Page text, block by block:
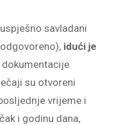
savladani
idući je
su otvoreni
vrijeme i
i godinu dana,